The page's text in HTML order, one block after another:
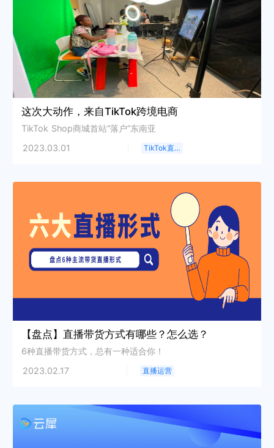
这次大动作，来自TikTok跨境电商
TikTok Shop商城首站“落户”东南亚
2023.03.01
TikTok直播
【盘点】直播带货方式有哪些？怎么选？
6种直播带货方式，总有一种适合你！
2023.02.17
直播运营